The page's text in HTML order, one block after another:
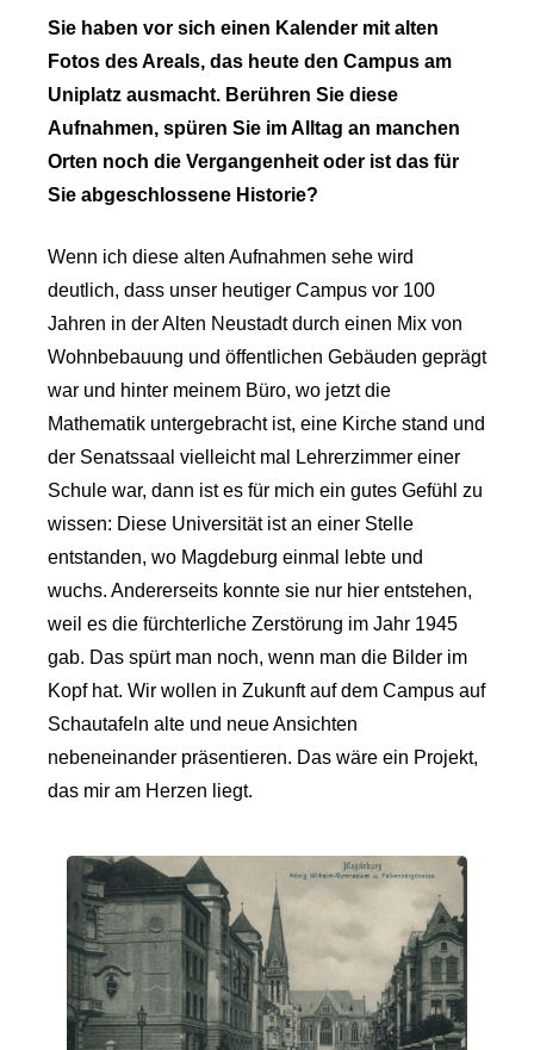
Sie haben vor sich einen Kalender mit alten
Fotos des Areals, das heute den Campus am
Uniplatz ausmacht. Berühren Sie diese
Aufnahmen, spüren Sie im Alltag an manchen
Orten noch die Vergangenheit oder ist das für
Sie abgeschlossene Historie?
Wenn ich diese alten Aufnahmen sehe wird
deutlich, dass unser heutiger Campus vor 100
Jahren in der Alten Neustadt durch einen Mix von
Wohnbebauung und öffentlichen Gebäuden geprägt
war und hinter meinem Büro, wo jetzt die
Mathematik untergebracht ist, eine Kirche stand und
der Senatssaal vielleicht mal Lehrerzimmer einer
Schule war, dann ist es für mich ein gutes Gefühl zu
wissen: Diese Universität ist an einer Stelle
entstanden, wo Magdeburg einmal lebte und
wuchs. Andererseits konnte sie nur hier entstehen,
weil es die fürchterliche Zerstörung im Jahr 1945
gab. Das spürt man noch, wenn man die Bilder im
Kopf hat. Wir wollen in Zukunft auf dem Campus auf
Schautafeln alte und neue Ansichten
nebeneinander präsentieren. Das wäre ein Projekt,
das mir am Herzen liegt.